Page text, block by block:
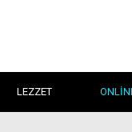
LEZZET